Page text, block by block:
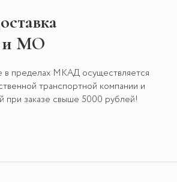
и МО
в пределах МКАД осуществляется
транспортной компании и
при заказе свыше 5000 рублей!